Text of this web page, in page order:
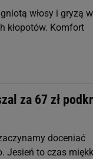
włosy i gryzą w
kłopotów. Komfort
za 67 zł
doceniać
Jesień to czas